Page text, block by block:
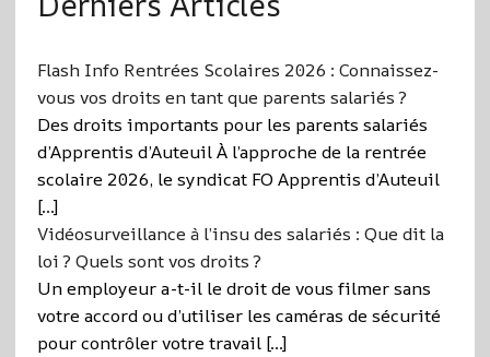
Flash Info Rentrées Scolaires 2026 : Connaissez-
vous vos droits en tant que parents salariés ?
Des droits importants pour les parents salariés
d’Apprentis d’Auteuil À l’approche de la rentrée
scolaire 2026, le syndicat FO Apprentis d’Auteuil
[…]
Vidéosurveillance à l’insu des salariés : Que dit la
loi ? Quels sont vos droits ?
Un employeur a-t-il le droit de vous filmer sans
votre accord ou d’utiliser les caméras de sécurité
pour contrôler votre travail […]